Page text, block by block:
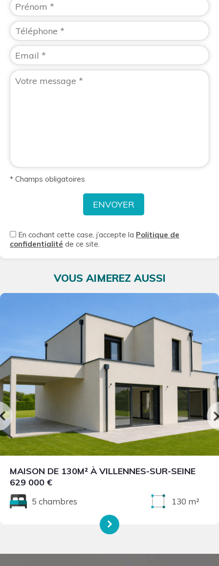
* Champs obligatoires
En cochant cette case, j’accepte la Politique de
confidentialité de ce site.
VOUS AIMEREZ AUSSI
MAISON DE 130M² À VILLENNES-SUR-SEINE
629 000 €
5 chambres 130 m²